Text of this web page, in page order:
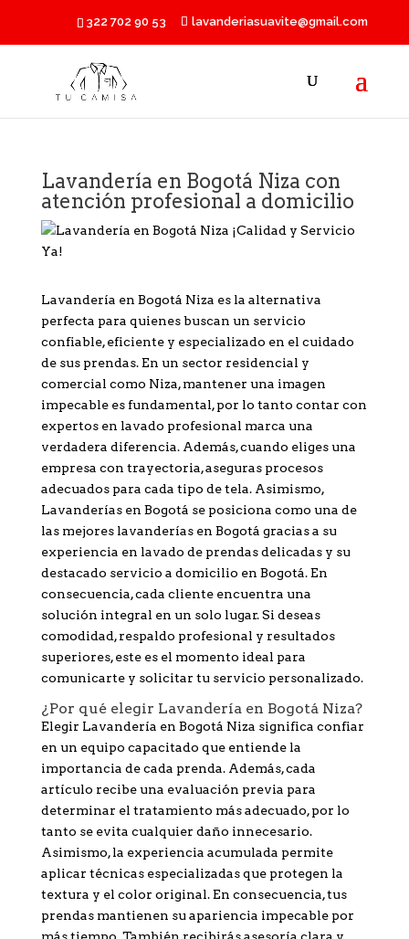
322 702 90 53 lavanderiasuavite@gmail.com
Lavandería en Bogotá Niza con
atención profesional a domicilio
Lavandería en Bogotá Niza es la alternativa
perfecta para quienes buscan un servicio
confiable, eficiente y especializado en el cuidado
de sus prendas. En un sector residencial y
comercial como Niza, mantener una imagen
impecable es fundamental, por lo tanto contar con
expertos en lavado profesional marca una
verdadera diferencia. Además, cuando eliges una
empresa con trayectoria, aseguras procesos
adecuados para cada tipo de tela. Asimismo,
Lavanderías en Bogotá se posiciona como una de
las mejores lavanderías en Bogotá gracias a su
experiencia en lavado de prendas delicadas y su
destacado servicio a domicilio en Bogotá. En
consecuencia, cada cliente encuentra una
solución integral en un solo lugar. Si deseas
comodidad, respaldo profesional y resultados
superiores, este es el momento ideal para
comunicarte y solicitar tu servicio personalizado.
¿Por qué elegir Lavandería en Bogotá Niza?
Elegir Lavandería en Bogotá Niza significa confiar
en un equipo capacitado que entiende la
importancia de cada prenda. Además, cada
artículo recibe una evaluación previa para
determinar el tratamiento más adecuado, por lo
tanto se evita cualquier daño innecesario.
Asimismo, la experiencia acumulada permite
aplicar técnicas especializadas que protegen la
textura y el color original. En consecuencia, tus
prendas mantienen su apariencia impecable por